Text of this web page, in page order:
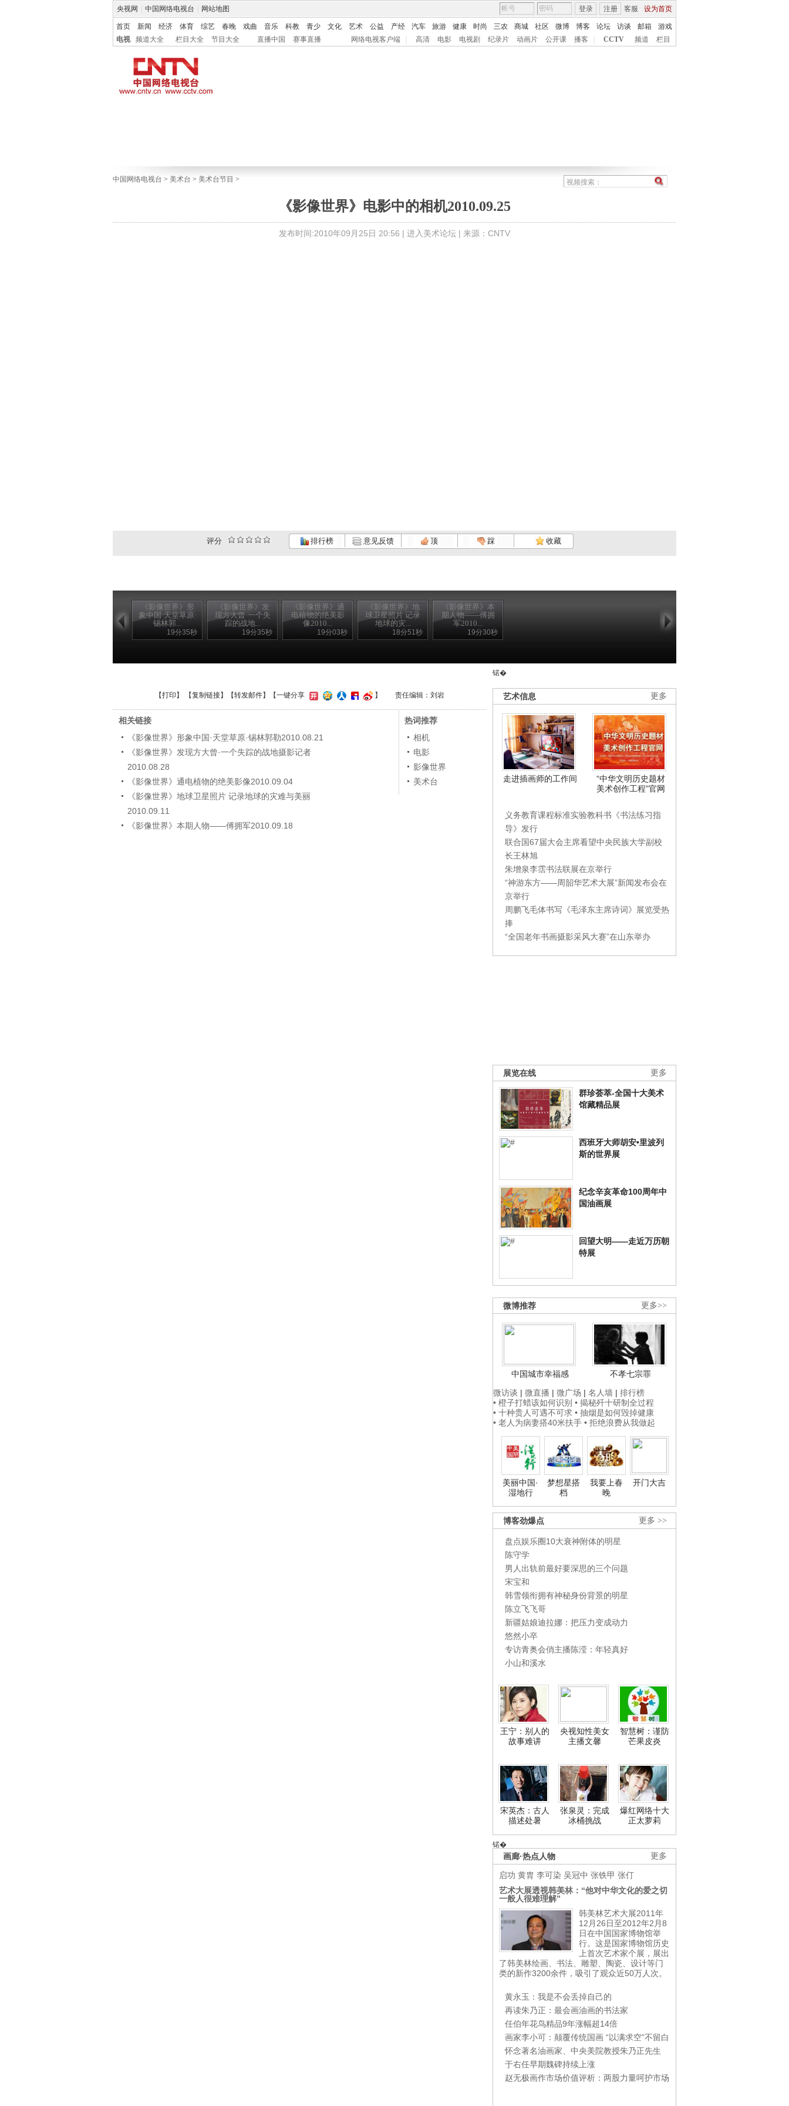
央视网 中国网络电视台 网站地图 客服 设为首页
登录 注册
首页 新闻 经济 体育 综艺 春晚 戏曲 音乐 科教 青少 文化 艺术 公益 产经 汽车 旅游 健康 时尚 三农 商城 社区 微博 博客 论坛 访谈 邮箱
游戏
电视
频道大全 栏目大全 节目大全 直播中国 赛事直播 网络电视客户端 高清 电影 电视剧 纪录片 动画片 公开课 播客 CCTV 频道 栏目
中国网络电视台 > 美术台 > 美术台节目 >
《影像世界》电影中的相机2010.09.25
发布时间:2010年09月25日 20:56 | 进入美术论坛 | 来源：CNTV
评分 排行榜 意见反馈 顶 踩 收藏
《影像世界》形
象中国·天堂草原·
锡林郭...
19分35秒
《影像世界》发
现方大曾·一个失
踪的战地...
19分35秒
《影像世界》通
电植物的绝美影
像2010...
19分03秒
《影像世界》地
球卫星照片 记录
地球的灾...
18分51秒
《影像世界》本
期人物——傅拥
军2010...
19分30秒
锘�
更多
艺术信息
走进插画师的工作间
“中华文明历史题材
美术创作工程”官网
义务教育课程标准实验教科书《书法练习指
导》发行
联合国67届大会主席看望中央民族大学副校
长王林旭
朱增泉李霑书法联展在京举行
“神游东方——周韶华艺术大展”新闻发布会在
京举行
周鹏飞毛体书写《毛泽东主席诗词》展览受热
捧
“全国老年书画摄影采风大赛”在山东举办
更多
展览在线
群珍荟萃-全国十大美术
馆藏精品展
西班牙大师胡安•里波列
斯的世界展
纪念辛亥革命100周年中
国油画展
回望大明——走近万历朝
特展
更多>>
微博推荐
中国城市幸福感
不孝七宗罪
微访谈 | 微直播 | 微广场 | 名人墙 | 排行榜
• 橙子打蜡该如何识别 • 揭秘歼十研制全过程
• 十种贵人可遇不可求 • 抽烟是如何毁掉健康
• 老人为病妻搭40米扶手 • 拒绝浪费从我做起
美丽中国·
湿地行
梦想星搭
档
我要上春
晚
开门大吉
更多 >>
博客劲爆点
盘点娱乐圈10大衰神附体的明星
陈守学
男人出轨前最好要深思的三个问题
宋宝和
韩雪领衔拥有神秘身份背景的明星
陈立飞飞哥
新疆姑娘迪拉娜：把压力变成动力
悠然小卒
专访青奥会俏主播陈滢：年轻真好
小山和溪水
王宁：别人的
故事难讲
央视知性美女
主播文馨
智慧树：谨防
芒果皮炎
宋英杰：古人
描述处暑
张泉灵：完成
冰桶挑战
爆红网络十大
正太萝莉
锘�
更多
画廊·热点人物
启功 黄胄 李可染 吴冠中 张铁甲 张仃
艺术大展透视韩美林：“他对中华文化的爱之切
一般人很难理解”
韩美林艺术大展2011年
12月26日至2012年2月8
日在中国国家博物馆举
行。这是国家博物馆历史
上首次艺术家个展，展出
了韩美林绘画、书法、雕塑、陶瓷、设计等门
类的新作3200余件，吸引了观众近50万人次。
黄永玉：我是不会丢掉自己的
再读朱乃正：最会画油画的书法家
任伯年花鸟精品9年涨幅超14倍
画家李小可：颠覆传统国画 “以满求空”不留白
怀念著名油画家、中央美院教授朱乃正先生
于右任早期魏碑持续上涨
赵无极画作市场价值评析：两股力量呵护市场
【打印 】 【复制链接】【转发邮件】 【一键分享 】 责任编辑：刘岩
相关链接
《影像世界》形象中国·天堂草原·锡林郭勒2010.08.21
《影像世界》发现方大曾·一个失踪的战地摄影记者
2010.08.28
《影像世界》通电植物的绝美影像2010.09.04
《影像世界》地球卫星照片 记录地球的灾难与美丽
2010.09.11
《影像世界》本期人物——傅拥军2010.09.18
热词推荐
相机
电影
影像世界
美术台